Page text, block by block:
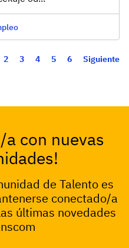
2 3 4 5 6 Siguiente
a con nuevas
de Talento es
conectado/a
últimas novedades